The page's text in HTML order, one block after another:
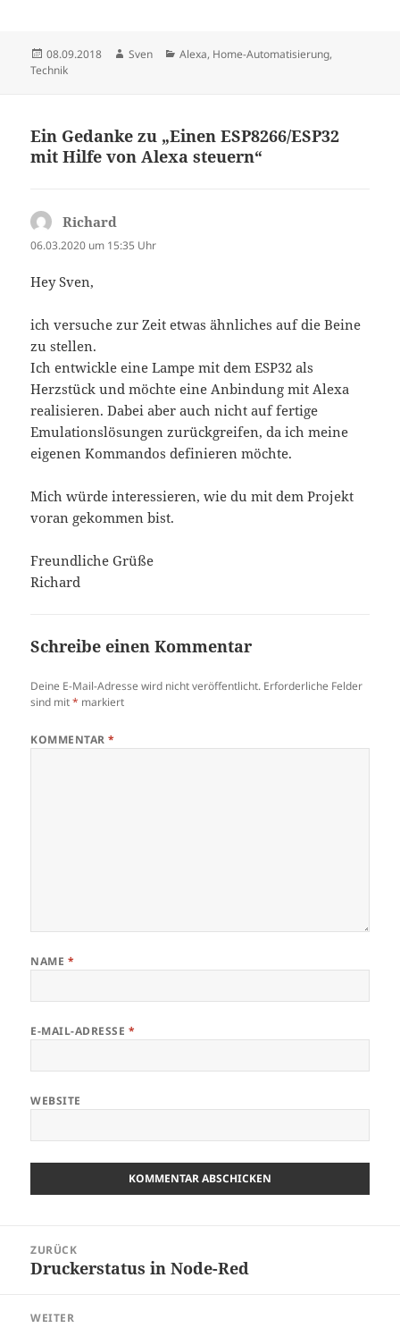
Veröffentlicht
am
08.09.2018 Autor
Sven Kategorien
Alexa, Home-Automatisierung,
Technik
Ein Gedanke zu „Einen ESP8266/ESP32
mit Hilfe von Alexa steuern“
Richard
06.03.2020 um 15:35 Uhr
Hey Sven,
ich versuche zur Zeit etwas ähnliches auf die Beine
zu stellen.
Ich entwickle eine Lampe mit dem ESP32 als
Herzstück und möchte eine Anbindung mit Alexa
realisieren. Dabei aber auch nicht auf fertige
Emulationslösungen zurückgreifen, da ich meine
eigenen Kommandos definieren möchte.
Mich würde interessieren, wie du mit dem Projekt
voran gekommen bist.
Freundliche Grüße
Richard
Schreibe einen Kommentar
Deine E-Mail-Adresse wird nicht veröffentlicht. Erforderliche Felder
sind mit* markiert
KOMMENTAR*
NAME *
E-MAIL-ADRESSE *
WEBSITE
ZURÜCK
Vorheriger
Druckerstatus in Node-Red
WEITER